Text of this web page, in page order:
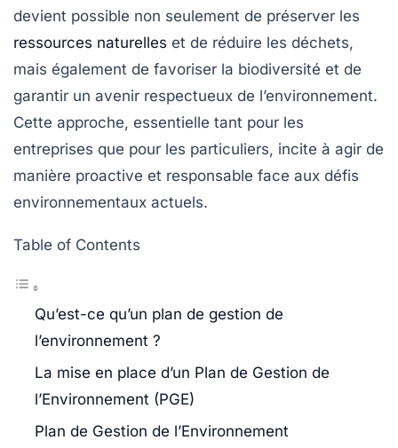
devient possible non seulement de préserver les
ressources naturelles et de réduire les déchets,
mais également de favoriser la biodiversité et de
garantir un avenir respectueux de l’environnement.
Cette approche, essentielle tant pour les
entreprises que pour les particuliers, incite à agir de
manière proactive et responsable face aux défis
environnementaux actuels.
Table of Contents
Qu’est-ce qu’un plan de gestion de
l’environnement ?
La mise en place d’un Plan de Gestion de
l’Environnement (PGE)
Plan de Gestion de l’Environnement